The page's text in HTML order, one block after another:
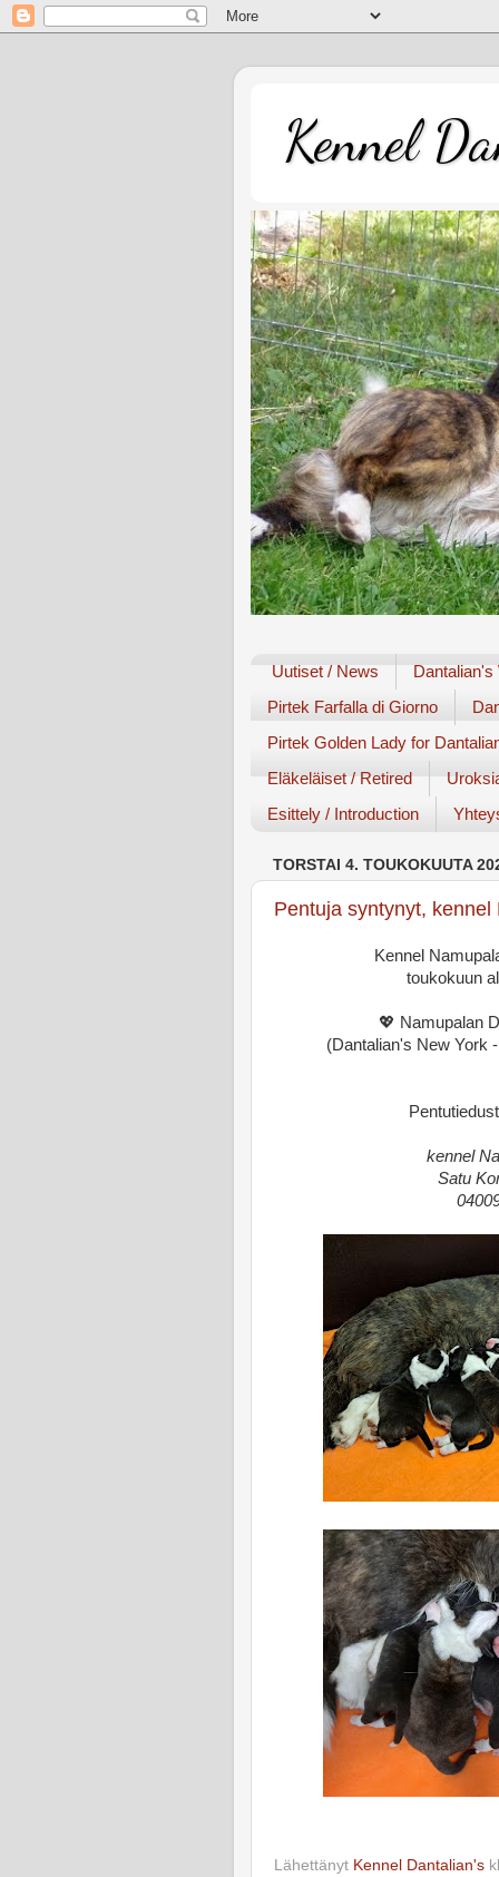
Kennel
Uutiset / News
Dantalian's
Pirtek Farfalla di Giorno
Pirtek Golden Lady for
Eläkeläiset / Retired
Esittely / Introduction
TORSTAI 4. TOUKOKUUTA
Pentuja syntynyt, kennel
Kennel
toukokuun
💖 Namupalan
(Dantalian's New York
kennel
Satu
Lähettänyt Kennel Dantalian's